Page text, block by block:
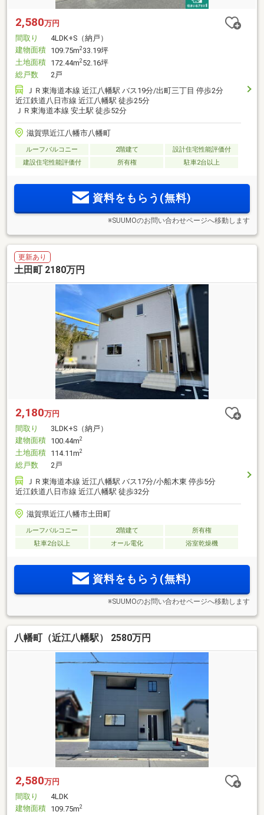
2,580万円
間取り
4LDK+S（納戸）
建物面積 109.75m2 33.19坪
土地面積 172.44m2 52.16坪
総戸数
2戸
ＪＲ東海道本線 近江八幡駅 バス19分/出町三丁目 停歩2分
近江鉄道八日市線 近江八幡駅 徒歩25分
ＪＲ東海道本線 安土駅 徒歩52分
滋賀県近江八幡市八幡町
ルーフバルコニー 2階建て
設計住宅性能評価付
建設住宅性能評価付
所有権 駐車2台以上
資料をもらう(無料)
※SUUMOのお問い合わせページへ移動します
更新あり
土田町 2180万円
2,180万円
間取り
3LDK+S（納戸）
建物面積 100.44m2
土地面積 114.11m2
総戸数
2戸
ＪＲ東海道本線 近江八幡駅 バス17分/小船木東 停歩5分
近江鉄道八日市線 近江八幡駅 徒歩32分
滋賀県近江八幡市土田町
ルーフバルコニー 2階建て
所有権
駐車2台以上
オール電化 浴室乾燥機
資料をもらう(無料)
※SUUMOのお問い合わせページへ移動します
八幡町（近江八幡駅） 2580万円
2,580万円
間取り
4LDK
建物面積 109.75m2